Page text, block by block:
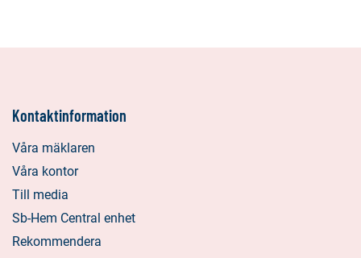
Kontaktinformation
Våra mäklaren
Våra kontor
Till media
Sb-Hem Central enhet
Rekommendera